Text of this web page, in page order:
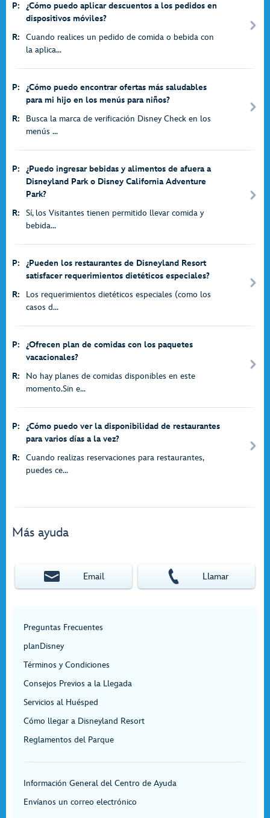
P:
¿Cómo puedo aplicar descuentos a los pedidos en
dispositivos móviles?
R:
Cuando realices un pedido de comida o bebida con
la aplica...
P:
¿Cómo puedo encontrar ofertas más saludables
para mi hijo en los menús para niños?
R:
Busca la marca de verificación Disney Check en los
menús ...
P:
¿Puedo ingresar bebidas y alimentos de afuera a
Disneyland Park o Disney California Adventure
Park?
R:
Sí, los Visitantes tienen permitido llevar comida y
bebida...
P:
¿Pueden los restaurantes de Disneyland Resort
satisfacer requerimientos dietéticos especiales?
R:
Los requerimientos dietéticos especiales (como los
casos d...
P:
¿Ofrecen plan de comidas con los paquetes
vacacionales?
R:
No hay planes de comidas disponibles en este
momento.Sin e...
P:
¿Cómo puedo ver la disponibilidad de restaurantes
para varios días a la vez?
R:
Cuando realizas reservaciones para restaurantes,
puedes ce...
Más ayuda
Email Llamar
Preguntas Frecuentes
planDisney
Términos y Condiciones
Consejos Previos a la Llegada
Servicios al Huésped
Cómo llegar a Disneyland Resort
Reglamentos del Parque
Información General del Centro de Ayuda
Envíanos un correo electrónico